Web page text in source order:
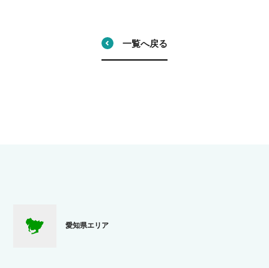
一覧へ戻る
愛知県エリア